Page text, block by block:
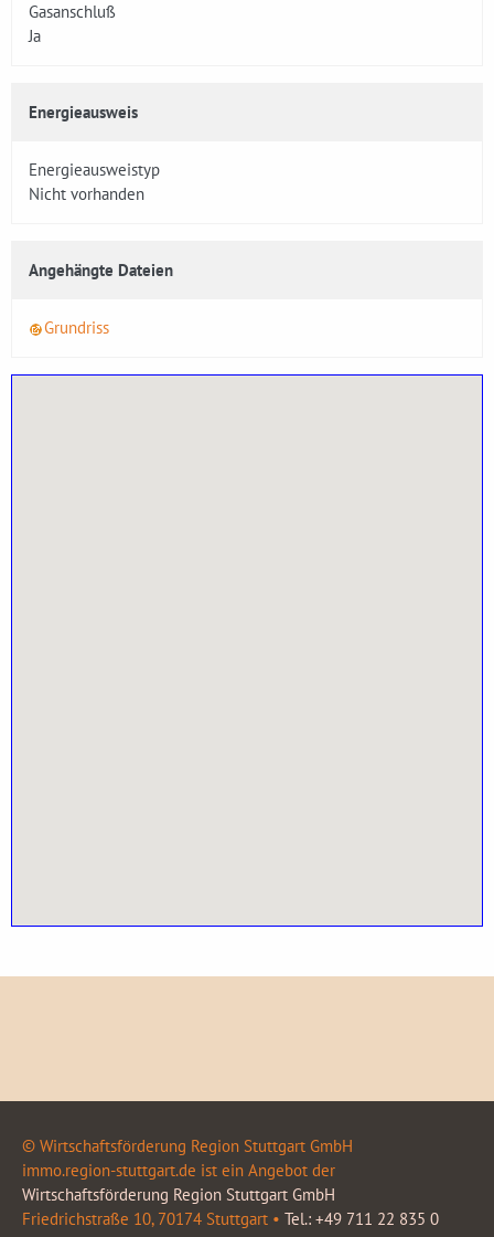
Gasanschluß
Ja
Energieausweis
Energieausweistyp
Nicht vorhanden
Angehängte Dateien
Grundriss
© Wirtschaftsförderung Region Stuttgart GmbH
immo.region-stuttgart.de ist ein Angebot der
Wirtschaftsförderung Region Stuttgart GmbH
Friedrichstraße 10, 70174 Stuttgart • Tel.: +49 711 22 835 0